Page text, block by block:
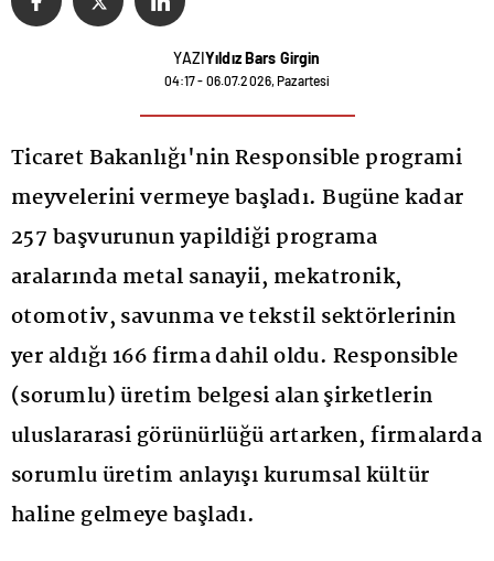
YAZIYıldız Bars Girgin
04:17 - 06.07.2026, Pazartesi
Ticaret Bakanlığı'nin Responsible programi
meyvelerini vermeye başladı. Bugüne kadar
257 başvurunun yapildiği programa
aralarında metal sanayii, mekatronik,
otomotiv, savunma ve tekstil sektörlerinin
yer aldığı 166 firma dahil oldu. Responsible
(sorumlu) üretim belgesi alan şirketlerin
uluslararasi görünürlüğü artarken, firmalarda
sorumlu üretim anlayışı kurumsal kültür
haline gelmeye başladı.